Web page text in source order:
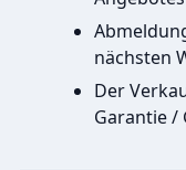
nächsten
Der
Garantie /